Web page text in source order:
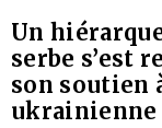
Un
serbe s’est
son soutien
ukrainienne